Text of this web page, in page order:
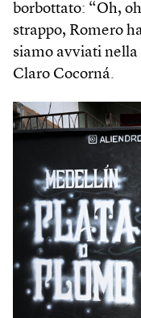
borbottato: “Oh,
strappo, Romero
siamo avviati
Claro Cocorná.